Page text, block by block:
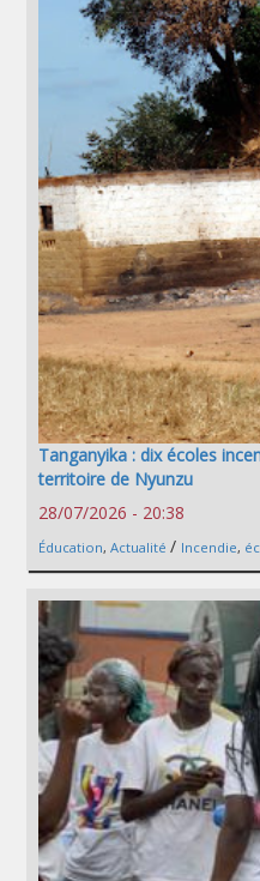
Tanganyika : dix écoles
territoire de Nyunzu
28/07/2026 - 20:38
Éducation, Actualité / Incendie,